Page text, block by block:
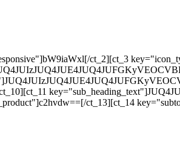
key="responsive"]bW9iaWxl[/ct_2][ct_3
ct_13][ct_14